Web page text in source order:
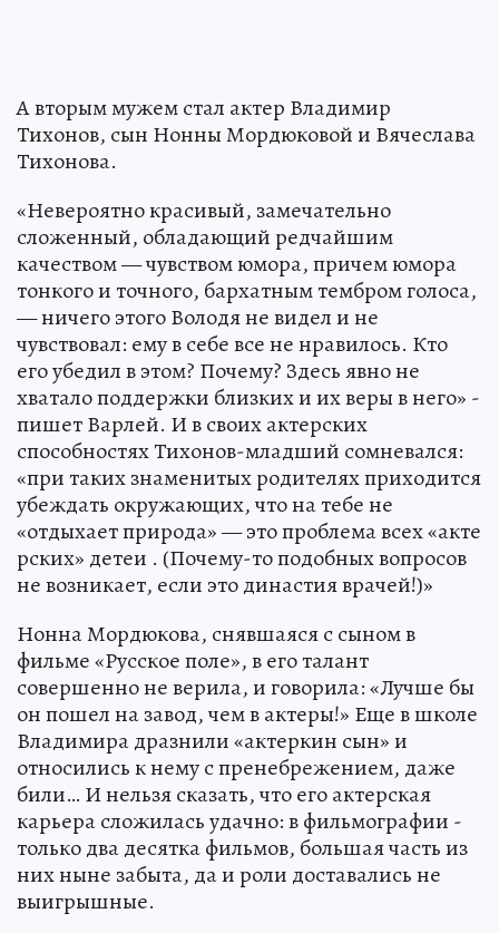
А вторым мужем стал актер Владимир
Тихонов, сын Нонны Мордюковой и Вячеслава
Тихонова.
«Невероятно красивый, замечательно
сложенный, обладающий редчайшим
качеством — чувством юмора, причем юмора
тонкого и точного, бархатным тембром голоса,
— ничего этого Володя не видел и не
чувствовал: ему в себе все не нравилось. Кто
его убедил в этом? Почему? Здесь явно не
хватало поддержки близких и их веры в него» -
пишет Варлей. И в своих актерских
способностях Тихонов-младший сомневался:
«при таких знаменитых родителях приходится
убеждать окружающих, что на тебе не
«отдыхает природа» — это проблема всех «акте
рских» детеи . (Почему-то подобных вопросов
не возникает, если это династия врачей!)»
Нонна Мордюкова, снявшаяся с сыном в
фильме «Русское поле», в его талант
совершенно не верила, и говорила: «Лучше бы
он пошел на завод, чем в актеры!» Еще в школе
Владимира дразнили «актеркин сын» и
относились к нему с пренебрежением, даже
били… И нельзя сказать, что его актерская
карьера сложилась удачно: в фильмографии -
только два десятка фильмов, большая часть из
них ныне забыта, да и роли доставались не
выигрышные.